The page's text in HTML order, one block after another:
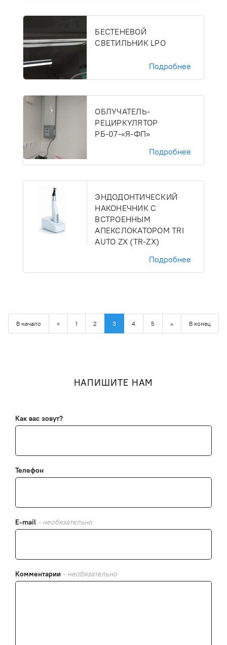
БЕСТЕНЕВОЙ
СВЕТИЛЬНИК LPO
Подробнее
ОБЛУЧАТЕЛЬ-
РЕЦИРКУЛЯТОР
РБ-07-«Я-ФП»
Подробнее
ЭНДОДОНТИЧЕСКИЙ
НАКОНЕЧНИК С
ВСТРОЕННЫМ
АПЕКСЛОКАТОРОМ TRI
AUTO ZX (TR-ZX)
Подробнее
В начало « 1 2 3 4 5 » В конец
НАПИШИТЕ НАМ
Как вас зовут?
Телефон
E-mail - необязательно
Комментарии - необязательно